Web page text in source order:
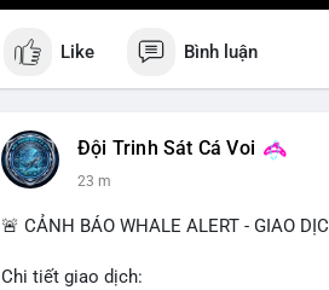
Like Bình luận
Đội Trinh Sát Cá Voi
23 m
🚨 CẢNH BÁO WHALE ALERT - GIAO
Chi tiết giao dịch: